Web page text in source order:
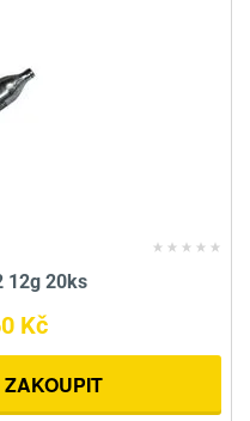
12g 20ks
Kč
ZAKOUPIT